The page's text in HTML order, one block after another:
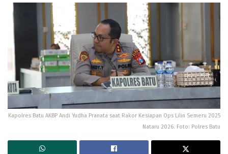
Kapolres Batu AKBP Andi Yudha Pranata saat Rakor Kesiapan Ops Lilin Semeru 2025
Nataru 2026. Foto: Polres Batu